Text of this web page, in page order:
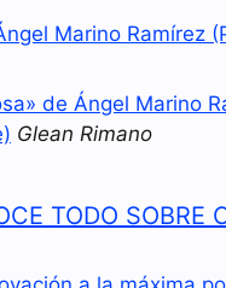
Marino Ramírez
de Ángel Marino
Glean Rimano
TODO SOBRE